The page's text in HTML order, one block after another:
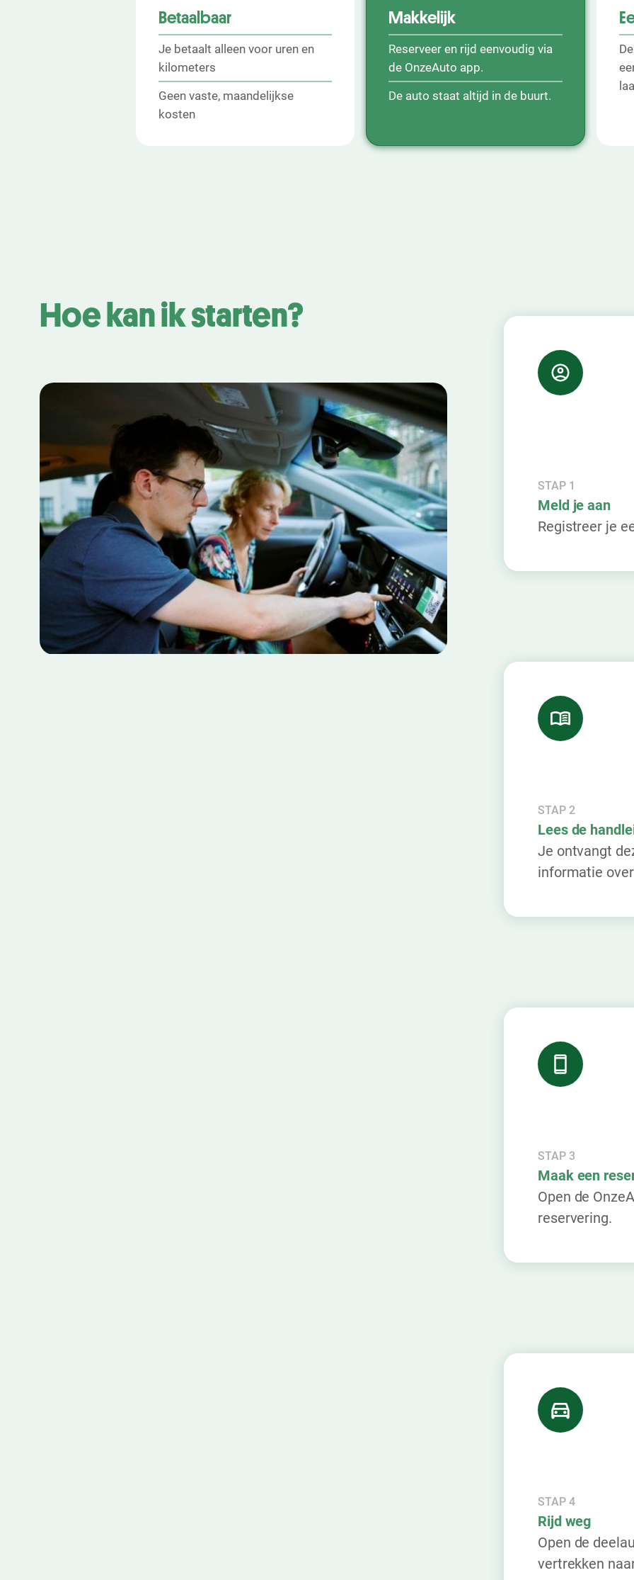
Betaalbaar
Je betaalt alleen voor uren en
kilometers
Geen vaste, maandelijkse
kosten
Makkelijk
Reserveer en rijd eenvoudig via
de OnzeAuto app.
De auto staat altijd in de buurt.
Hoe kan ik starten?
STAP 1
Meld je aan
Registreer je
STAP 2
Lees de
Je ontvangt
informatie
STAP 3
Maak een
Open de
reservering.
STAP 4
Rijd weg
Open de
vertrekken